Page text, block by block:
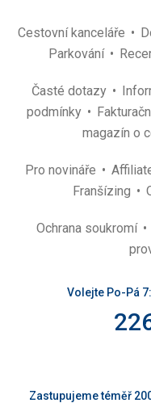
Cestovní kanceláře
Parkování
Časté dotazy
podmínky
magazín o
Pro novináře
Franšízing
Ochrana soukromí
Volejte Po-Pá
Zastupujeme téměř